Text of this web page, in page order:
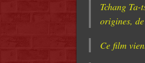
Tchang
origines,
Ce film